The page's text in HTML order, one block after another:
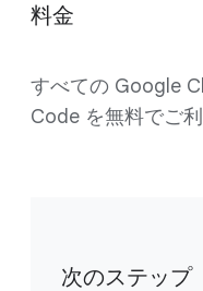
料金
すべての Google
Code を無料でご
次のステップ